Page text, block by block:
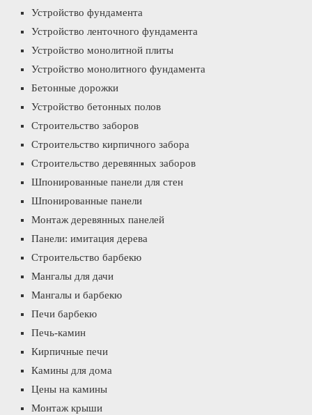
Устройство фундамента
Устройство ленточного фундамента
Устройство монолитной плиты
Устройство монолитного фундамента
Бетонные дорожки
Устройство бетонных полов
Строительство заборов
Строительство кирпичного забора
Строительство деревянных заборов
Шпонированные панели для стен
Шпонированные панели
Монтаж деревянных панелей
Панели: имитация дерева
Строительство барбекю
Мангалы для дачи
Мангалы и барбекю
Печи барбекю
Печь-камин
Кирпичные печи
Камины для дома
Цены на камины
Монтаж крыши